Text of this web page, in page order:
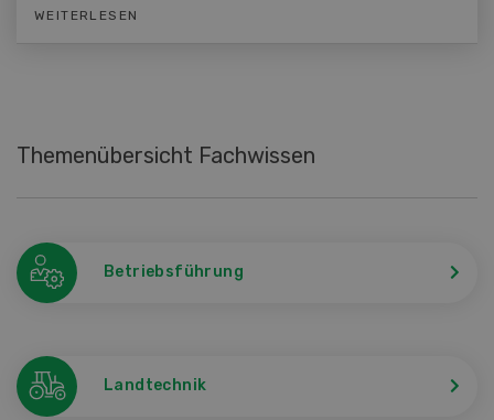
WEITERLESEN
Themenübersicht Fachwissen
Betriebsführung
Landtechnik